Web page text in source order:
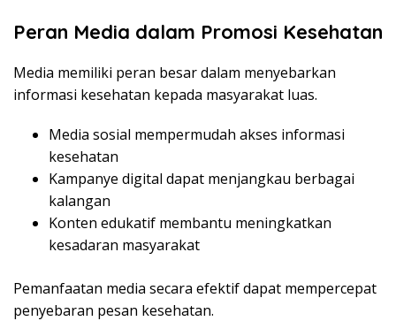
Peran Media dalam Promosi Kesehatan
Media memiliki peran besar dalam menyebarkan
informasi kesehatan kepada masyarakat luas.
Media sosial mempermudah akses informasi
kesehatan
Kampanye digital dapat menjangkau berbagai
kalangan
Konten edukatif membantu meningkatkan
kesadaran masyarakat
Pemanfaatan media secara efektif dapat mempercepat
penyebaran pesan kesehatan.